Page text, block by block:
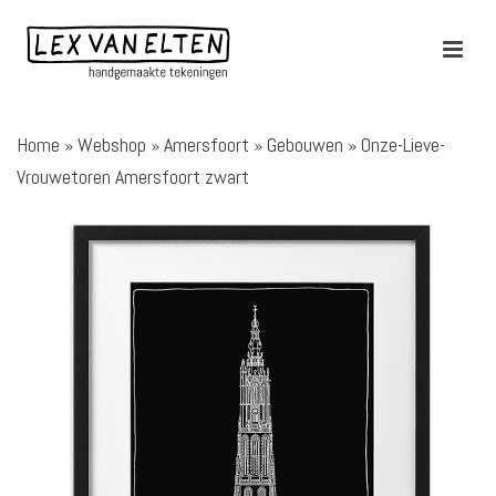
Home »Webshop »Amersfoort »Gebouwen »Onze-Lieve-
Vrouwetoren Amersfoort zwart